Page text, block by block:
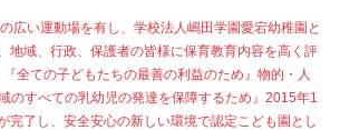
広い運動場を有し、学校法人嶋田学園愛宕幼稚園と
地域、行政、保護者の皆様に保育教育内容を高く評
全ての子どもたちの最善の利益のため』物的・人
のすべての乳幼児の発達を保障するため』2015年1
完了し、安全安心の新しい環境で認定こども園とし